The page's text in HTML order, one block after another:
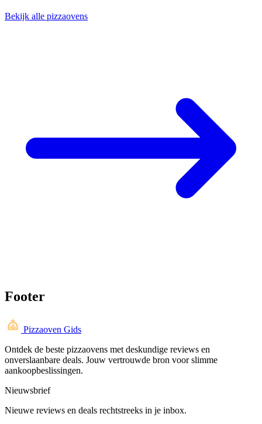
Bekijk alle pizzaovens
Footer
Pizzaoven Gids
Ontdek de beste pizzaovens met deskundige reviews en
onverslaanbare deals. Jouw vertrouwde bron voor slimme
aankoopbeslissingen.
Nieuwsbrief
Nieuwe reviews en deals rechtstreeks in je inbox.